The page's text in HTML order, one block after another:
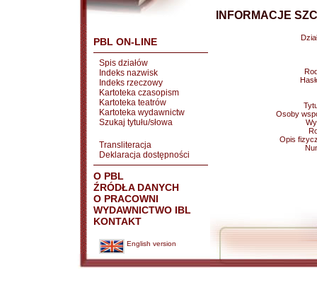
PBL ON-LINE
Spis działów
Indeks nazwisk
Indeks rzeczowy
Kartoteka czasopism
Kartoteka teatrów
Kartoteka wydawnictw
Szukaj tytułu/słowa
Transliteracja
Deklaracja dostępności
O PBL
ŹRÓDŁA DANYCH
O PRACOWNI
WYDAWNICTWO IBL
KONTAKT
English version
INFORMACJE
Osoby
Opis